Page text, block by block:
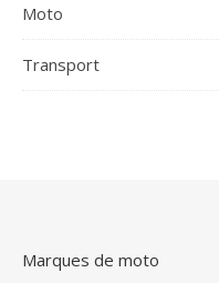
Moto
Transport
Marques de moto